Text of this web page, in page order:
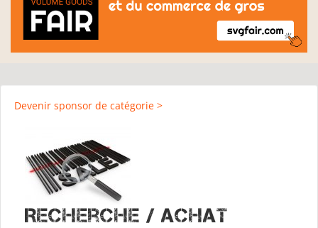
Devenir sponsor de catégorie >
Recherche / Achat